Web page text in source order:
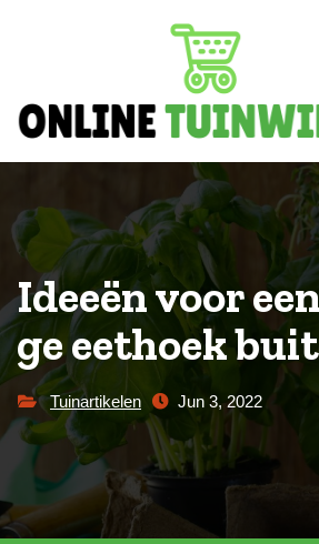
Ideeën voor
ge eethoek
Tuinartikelen Jun 3, 2022